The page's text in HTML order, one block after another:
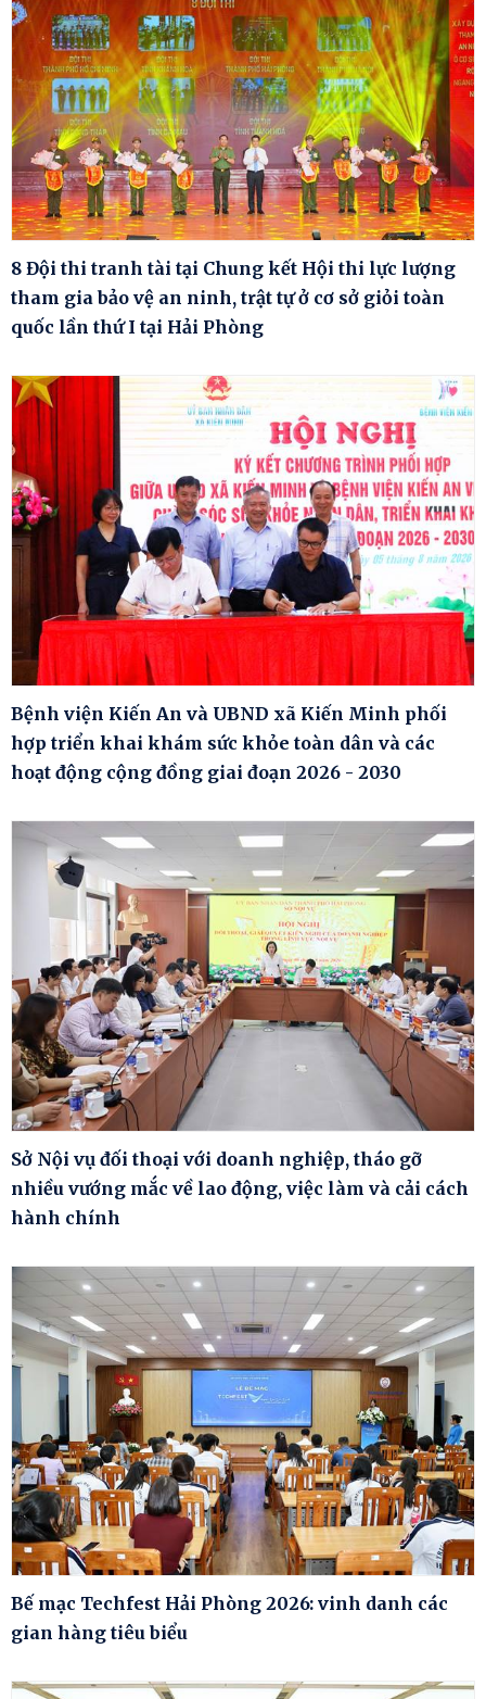
8 Đội thi tranh tài tại Chung kết Hội thi lực lượng
tham gia bảo vệ an ninh, trật tự ở cơ sở giỏi toàn
quốc lần thứ I tại Hải Phòng
Bệnh viện Kiến An và UBND xã Kiến Minh phối
hợp triển khai khám sức khỏe toàn dân và các
hoạt động cộng đồng giai đoạn 2026 - 2030
Sở Nội vụ đối thoại với doanh nghiệp, tháo gỡ
nhiều vướng mắc về lao động, việc làm và cải cách
hành chính
Bế mạc Techfest Hải Phòng 2026: vinh danh các
gian hàng tiêu biểu